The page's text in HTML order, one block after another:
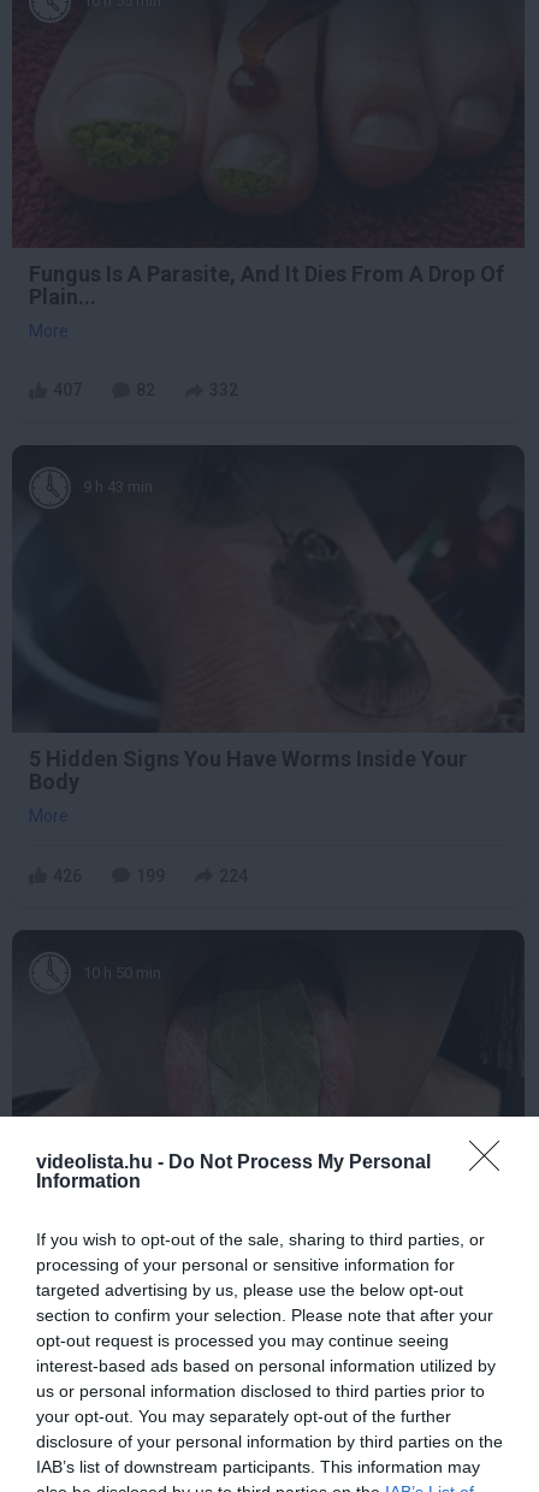
videolista.hu - Do Not Process My Personal
Information
If you wish to opt-out of the sale, sharing to third parties, or
processing of your personal or sensitive information for
targeted advertising by us, please use the below opt-out
section to confirm your selection. Please note that after your
opt-out request is processed you may continue seeing
interest-based ads based on personal information utilized by
us or personal information disclosed to third parties prior to
your opt-out. You may separately opt-out of the further
disclosure of your personal information by third parties on the
IAB’s list of downstream participants. This information may
Fungus Is A Parasite, And It Dies From A Drop Of
Plain...
More
9 h 43 min
5 Hidden Signs You Have Worms Inside Your
Body
More
10 h 50 min
This Simple Trick Removes All Parasites From
Your Body!
More
492 128 319
1 h 7 min